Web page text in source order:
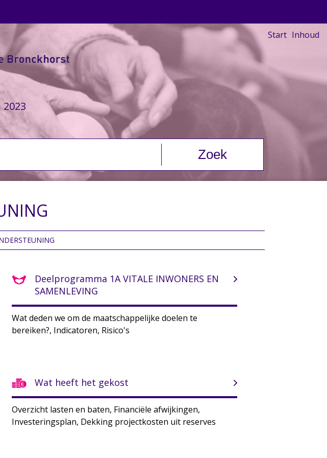
Start Inhoud
Deelprogramma 1A VITALE INWONERS EN
SAMENLEVING
Wat deden we om de maatschappelijke doelen te
bereiken?, Indicatoren, Risico's
Wat heeft het gekost
Overzicht lasten en baten, Financiële afwijkingen,
Investeringsplan, Dekking projectkosten uit reserves